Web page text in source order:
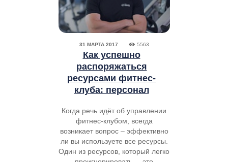
31 МАРТА 2017 5563
Как успешно
распоряжаться
ресурсами фитнес-
клуба: персонал
Когда речь идёт об управлении
фитнес-клубом, всегда
возникает вопрос – эффективно
ли вы используете все ресурсы.
Один из ресурсов, который легко